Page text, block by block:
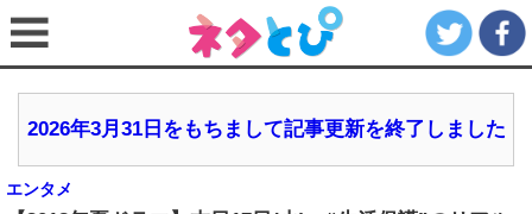
2026年3月31日をもちまして記事更新を終了しました
エンタメ